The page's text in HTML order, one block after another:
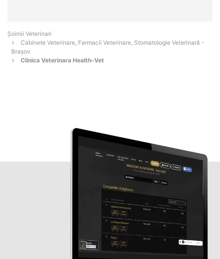
Șoimii Veterinari
Cabinete Veterinare, Farmacii Veterinare, Stomatologie Veterinară -
Braşov
Clinica Veterinara Health-Vet